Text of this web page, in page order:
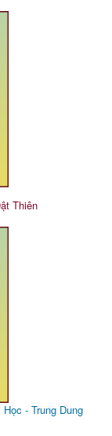
Thiên
- Trung Dung